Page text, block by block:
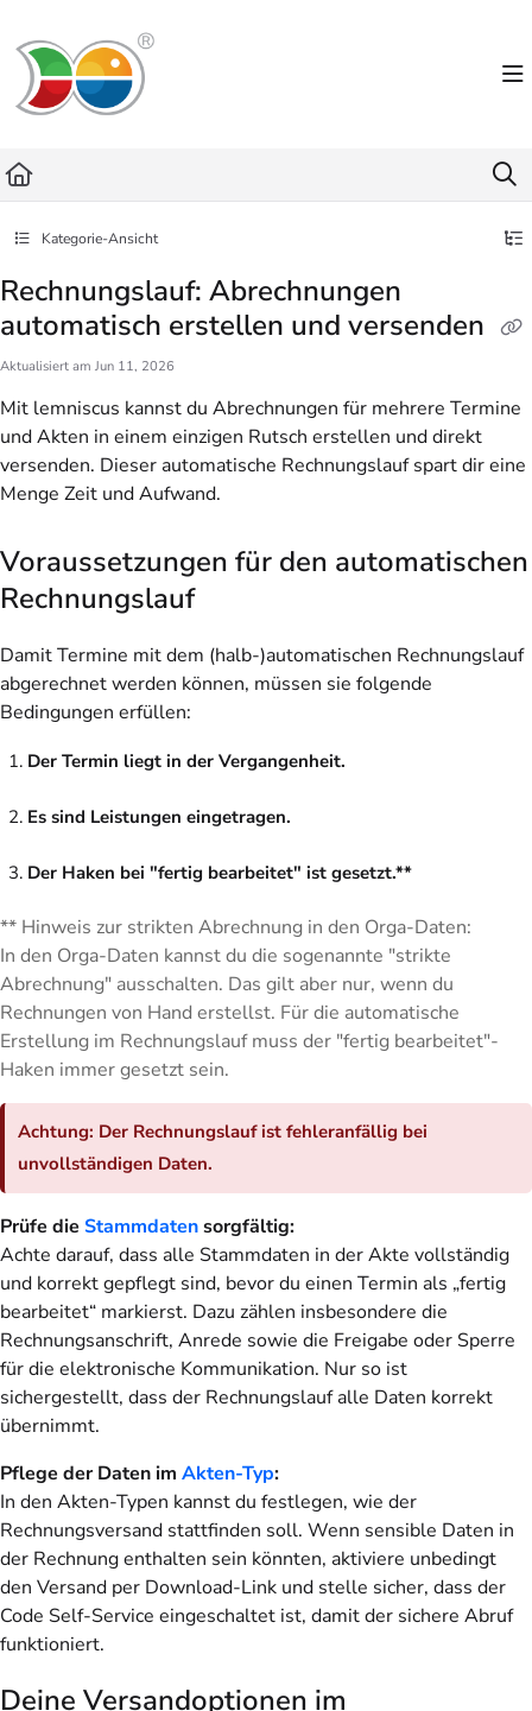
Fetch the complete documentation index at:
Use this file to discover all available pages before exploring further.
Kategorie-Ansicht
Rechnungslauf: Abrechnungen
automatisch erstellen und versenden
Aktualisiert am Jun 11, 2026
Mit lemniscus kannst du Abrechnungen für mehrere Termine
und Akten in einem einzigen Rutsch erstellen und direkt
versenden. Dieser automatische Rechnungslauf spart dir eine
Menge Zeit und Aufwand.
Voraussetzungen für den automatischen
Rechnungslauf
Damit Termine mit dem (halb-)automatischen Rechnungslauf
abgerechnet werden können, müssen sie folgende
Bedingungen erfüllen:
Der Termin liegt in der Vergangenheit.
Es sind Leistungen eingetragen.
Der Haken bei "fertig bearbeitet" ist gesetzt.**
** Hinweis zur strikten Abrechnung in den Orga-Daten:
In den Orga-Daten kannst du die sogenannte "strikte
Abrechnung" ausschalten. Das gilt aber nur, wenn du
Rechnungen von Hand erstellst. Für die automatische
Erstellung im Rechnungslauf muss der "fertig bearbeitet"-
Haken immer gesetzt sein.
Achtung: Der Rechnungslauf ist fehleranfällig bei
unvollständigen Daten.
Prüfe die Stammdatensorgfältig:
Achte darauf, dass alle Stammdaten in der Akte vollständig
und korrekt gepflegt sind, bevor du einen Termin als „fertig
bearbeitet“ markierst. Dazu zählen insbesondere die
Rechnungsanschrift, Anrede sowie die Freigabe oder Sperre
für die elektronische Kommunikation. Nur so ist
sichergestellt, dass der Rechnungslauf alle Daten korrekt
übernimmt.
Pflege der Daten im Akten-Typ:
In den Akten-Typen kannst du festlegen, wie der
Rechnungsversand stattfinden soll. Wenn sensible Daten in
der Rechnung enthalten sein könnten, aktiviere unbedingt
den Versand per Download-Link und stelle sicher, dass der
Code Self-Service eingeschaltet ist, damit der sichere Abruf
funktioniert.
Deine Versandoptionen im